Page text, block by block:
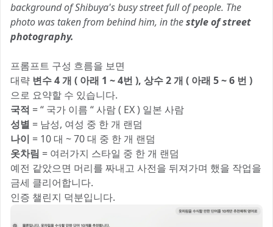
background of Shibuya's busy street full of people. The
photo was taken from behind him, in thestyle of street
photography.
프롬프트 구성 흐름을 보면
대략 변수 4 개 ( 아래 1 ~ 4번 ), 상수 2 개 ( 아래 5 ~ 6 번 )
으로 요약할 수 있습니다.
국적 = “ 국가 이름 “ 사람 ( EX ) 일본 사람
성별 = 남성, 여성 중 한 개 랜덤
나이 = 10 대 ~ 70 대 중 한 개 랜덤
옷차림 = 여러가지 스타일 중 한 개 랜덤
예전 같았으면 머리를 짜내고 사전을 뒤져가며 했을 작업을
금세 클리어합니다.
인증 챌린지 덕분입니다.